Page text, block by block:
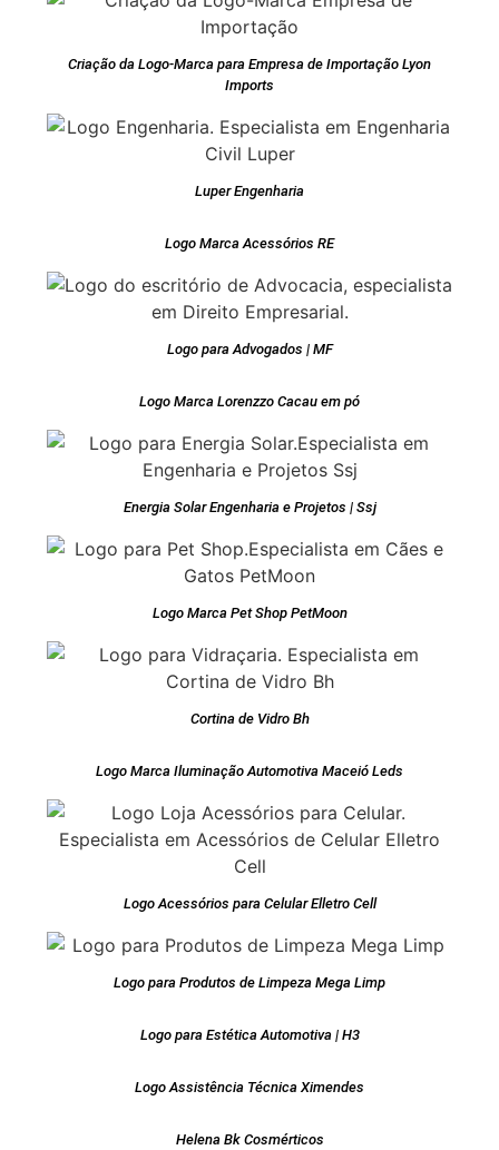
Criação da Logo-Marca para Empresa de Importação Lyon
Imports
Luper Engenharia
Logo Marca Acessórios RE
Logo para Advogados | MF
Logo Marca Lorenzzo Cacau em pó
Energia Solar Engenharia e Projetos | Ssj
Logo Marca Pet Shop PetMoon
Cortina de Vidro Bh
Logo Marca Iluminação Automotiva Maceió Leds
Logo Acessórios para Celular Elletro Cell
Logo para Produtos de Limpeza Mega Limp
Logo para Estética Automotiva | H3
Logo Assistência Técnica Ximendes
Helena Bk Cosmérticos